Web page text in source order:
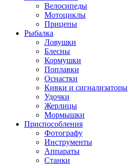
Велосипеды
Мотоциклы
Прицепы
Рыбалка
Ловушки
Блесны
Кормушки
Поплавки
Оснастки
Кивки и сигнализаторы
Удочки
Жерлицы
Мормышки
Приспособления
Фотографу
Инструменты
Аппараты
Станки